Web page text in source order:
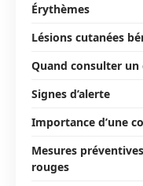
Érythèmes
Lésions cutanées
Quand consulter
Signes d’alerte
Importance d’une
Mesures
rouges